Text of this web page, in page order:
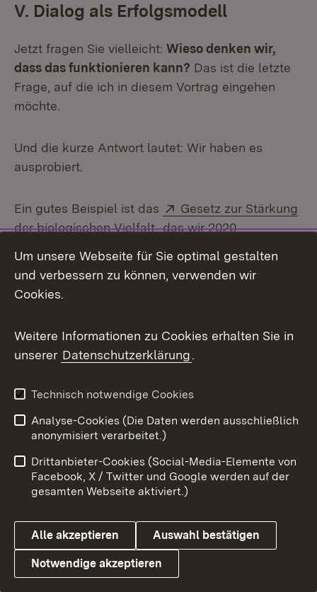
V. Dialog als Erfolgsmodell
Jetzt fragen Sie vielleicht: Wieso denken wir,
dass das funktionieren kann? Das ist die letzte
Frage, auf die ich in diesem Vortrag eingehen
möchte.
Und die kurze Antwort lautet: Wir haben es
ausprobiert.
Ein gutes Beispiel ist das Extern:
Gesetz zur Stärkung
der biologischen Vielfalt(Öffnet in neuem Fenster)
, das wir 2020
Volksbegehren „Rettet die Bienen“. Die Landwirte
hatten damals die Sorge, dass die geforderten
Also haben wir uns mit den Naturschützern
Wir haben intensiv diskutiert.
Am Ende hatten wir ein Gesetz, das alle
Seiten unterstützen.
Unter anderem wollen wir bis 2030 den Anteil
der ökologischen Landwirtschaft auf 30 bis
Um unsere Webseite für Sie optimal gestalten
und verbessern zu können, verwenden wir
Cookies.
Weitere Informationen zu Cookies erhalten Sie in
unserer Datenschutzerklärung.
Technisch notwendige Cookies
Analyse-Cookies (Die Daten werden ausschließlich
anonymisiert verarbeitet.)
Drittanbieter-Cookies (Social-Media-Elemente von
Facebook, X / Twitter und Google werden auf der
gesamten Webseite aktiviert.)
Alle akzeptieren Auswahl bestätigen
Notwendige akzeptieren